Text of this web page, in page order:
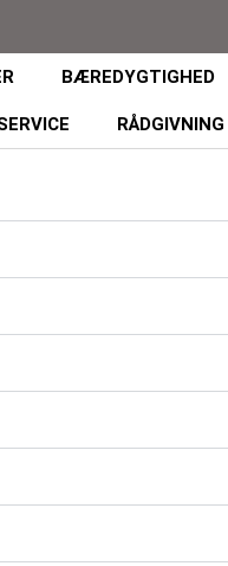
BÆREDYGTIGHED
RÅDGIVNING